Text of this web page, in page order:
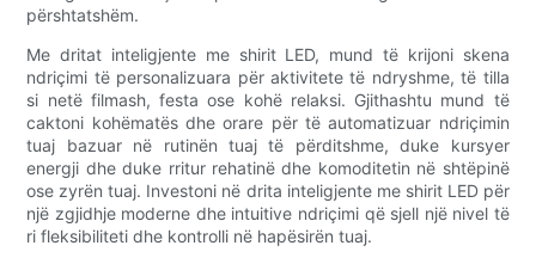
përshtatshëm.
Me dritat inteligjente me shirit LED, mund të krijoni skena
ndriçimi të personalizuara për aktivitete të ndryshme, të tilla
si netë filmash, festa ose kohë relaksi. Gjithashtu mund të
caktoni kohëmatës dhe orare për të automatizuar ndriçimin
tuaj bazuar në rutinën tuaj të përditshme, duke kursyer
energji dhe duke rritur rehatinë dhe komoditetin në shtëpinë
ose zyrën tuaj. Investoni në drita inteligjente me shirit LED për
një zgjidhje moderne dhe intuitive ndriçimi që sjell një nivel të
ri fleksibiliteti dhe kontrolli në hapësirën tuaj.